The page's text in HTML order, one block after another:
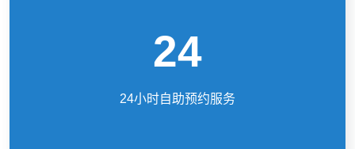
24
24小时自助预约服务